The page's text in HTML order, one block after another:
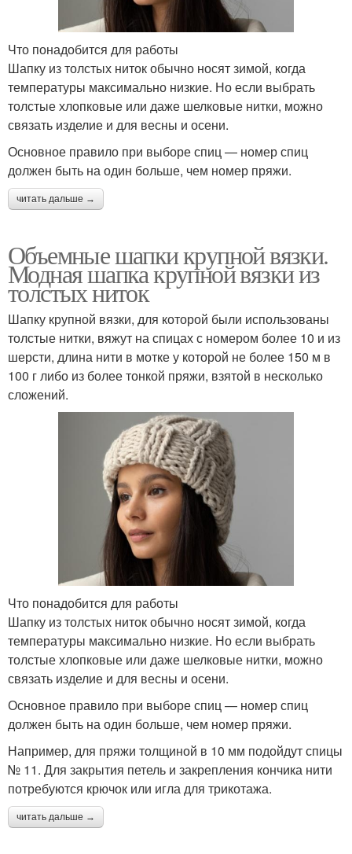
Что понадобится для работы
Шапку из толстых ниток обычно носят зимой, когда
температуры максимально низкие. Но если выбрать
толстые хлопковые или даже шелковые нитки, можно
связать изделие и для весны и осени.
Основное правило при выборе спиц — номер спиц
должен быть на один больше, чем номер пряжи.
читать дальше →
Объемные шапки крупной вязки.
Модная шапка крупной вязки из
толстых ниток
Шапку крупной вязки, для которой были использованы
толстые нитки, вяжут на спицах с номером более 10 и из
шерсти, длина нити в мотке у которой не более 150 м в
100 г либо из более тонкой пряжи, взятой в несколько
сложений.
Что понадобится для работы
Шапку из толстых ниток обычно носят зимой, когда
температуры максимально низкие. Но если выбрать
толстые хлопковые или даже шелковые нитки, можно
связать изделие и для весны и осени.
Основное правило при выборе спиц — номер спиц
должен быть на один больше, чем номер пряжи.
Например, для пряжи толщиной в 10 мм подойдут спицы
№ 11. Для закрытия петель и закрепления кончика нити
потребуются крючок или игла для трикотажа.
читать дальше →